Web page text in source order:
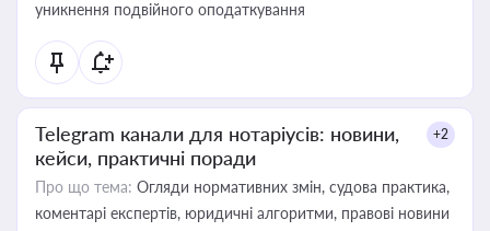
уникнення подвійного оподаткування
Telegram канали для нотаріусів: новини,
кейси, практичні поради
+2
Про що тема: Огляди нормативних змін, судова практика,
коментарі експертів, юридичні алгоритми, правові новини